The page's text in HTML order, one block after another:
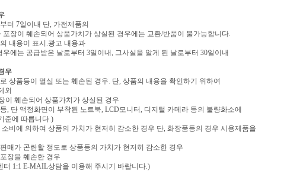
터 7일이내 단, 가전제품의
장이 훼손되어 상품가치가 상실된 경우에는 교환/반품이 불가능합니다.
내용이 표시.광고 내용과
에는 공급받은 날로부터 3일이내, 그사실을 알게 된 날로부터 30일이내
우
상품등이 멸실 또는 훼손된 경우. 단, 상품의 내용을 확인하기 위하여
외
이 훼손되어 상품가치가 상실된 경우
, 단 액정화면이 부착된 노트북, LCD모니터, 디지털 카메라 등의 불량화소에
준에 따릅니다.)
비에 의하여 상품의 가치가 현저히 감소한 경우 단, 화장품등의 경우 시용제품을
매가 곤란할 정도로 상품등의 가치가 현저히 감소한 경우
장을 훼손한 경우
터 1:1 E-MAIL상담을 이용해 주시기 바랍니다.)